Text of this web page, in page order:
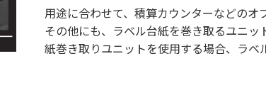
用途に合わせて、積算カウンターなどのオ
その他にも、ラベル台紙を巻き取るユニ
紙巻き取りユニットを使用する場合、ラベ